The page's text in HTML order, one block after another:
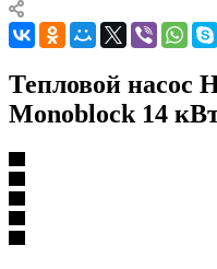
Тепловой насос
Monoblock 14